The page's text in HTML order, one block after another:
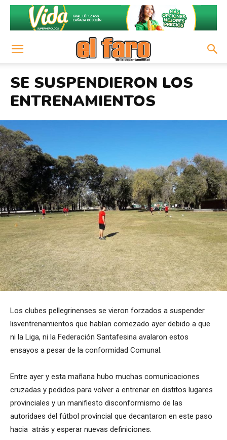
SE SUSPENDIERON LOS
ENTRENAMIENTOS
Los clubes pellegrinenses se vieron forzados a suspender
lisventrenamientos que habían comezado ayer debido a que
ni la Liga, ni la Federación Santafesina avalaron estos
ensayos a pesar de la conformidad Comunal.
Entre ayer y esta mañana hubo muchas comunicaciones
cruzadas y pedidos para volver a entrenar en distitos lugares
provinciales y un manifiesto disconformismo de las
autoridaes del fútbol provincial que decantaron en este paso
hacia atrás y esperar nuevas definiciones.